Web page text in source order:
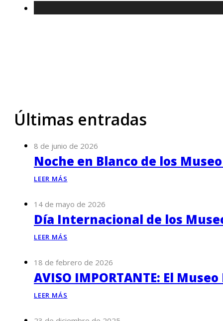
Últimas entradas
8 de junio de 2026
Noche en Blanco de los
LEER MÁS
14 de mayo de 2026
Día Internacional de los
LEER MÁS
18 de febrero de 2026
AVISO IMPORTANTE: El
LEER MÁS